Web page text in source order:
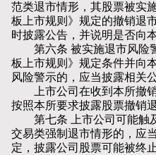
范类退市情形，其股票被实
板上市规则》规定的撤销退
时披露公告，并说明是否向
第六条 被实施退市风险
板上市规则》规定条件并向
风险警示的，应当披露相关公
上市公司在收到本所撤销
按照本所要求披露股票撤销
第七条 上市公司可能触
交易类强制退市情形的，应
定，披露公司股票可能被终